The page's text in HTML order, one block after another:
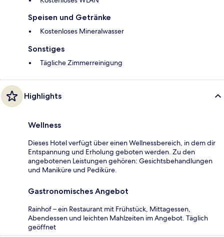
Speisen und Getränke
Kostenloses Mineralwasser
Sonstiges
Tägliche Zimmerreinigung
Highlights
Wellness
Dieses Hotel verfügt über einen Wellnessbereich, in dem dir
Entspannung und Erholung geboten werden. Zu den
angebotenen Leistungen gehören: Gesichtsbehandlungen
und Maniküre und Pediküre.
Gastronomisches Angebot
Rainhof – ein Restaurant mit Frühstück, Mittagessen,
Abendessen und leichten Mahlzeiten im Angebot. Täglich
geöffnet